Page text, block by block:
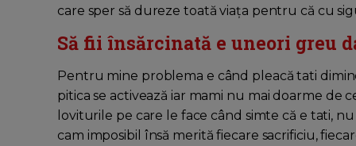
care sper să dureze toată viața pentru că cu
Să fii însărcinată e uneori greu
Pentru mine problema e când pleacă tati
pitica se activează iar mami nu mai doarme de
loviturile pe care le face când simte că e tati,
cam imposibil însă merită fiecare sacrificiu,